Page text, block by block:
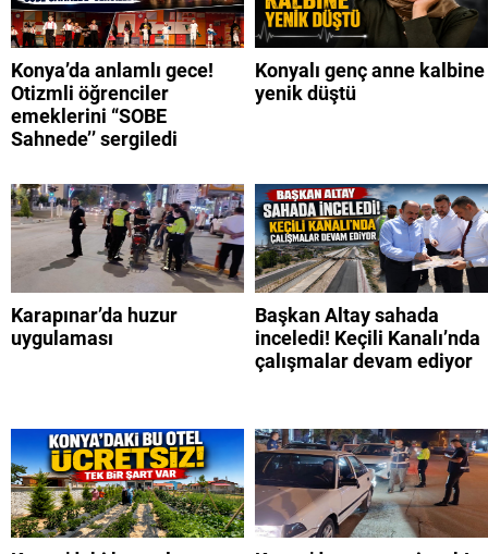
Konya’da anlamlı gece!
Otizmli öğrenciler
emeklerini “SOBE
Sahnede’’ sergiledi
Konyalı genç anne kalbine
yenik düştü
Karapınar’da huzur
uygulaması
Başkan Altay sahada
inceledi! Keçili Kanalı’nda
çalışmalar devam ediyor